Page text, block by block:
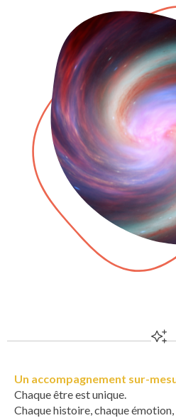
Un accompagnement sur-
Chaque être est unique.
Chaque histoire, chaque